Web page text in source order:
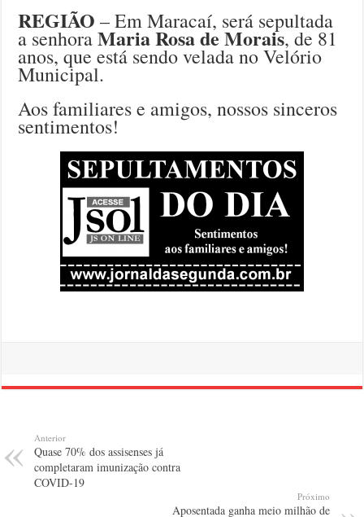
REGIÃO – Em Maracaí, será sepultada
a senhoraMaria Rosa de Morais, de 81
anos, que está sendo velada no Velório
Municipal.
Aos familiares e amigos, nossos sinceros
sentimentos!
Anterior
Quase 70% dos assisenses já
completaram imunização contra
COVID-19
Próximo
Aposentada ganha meio milhão de